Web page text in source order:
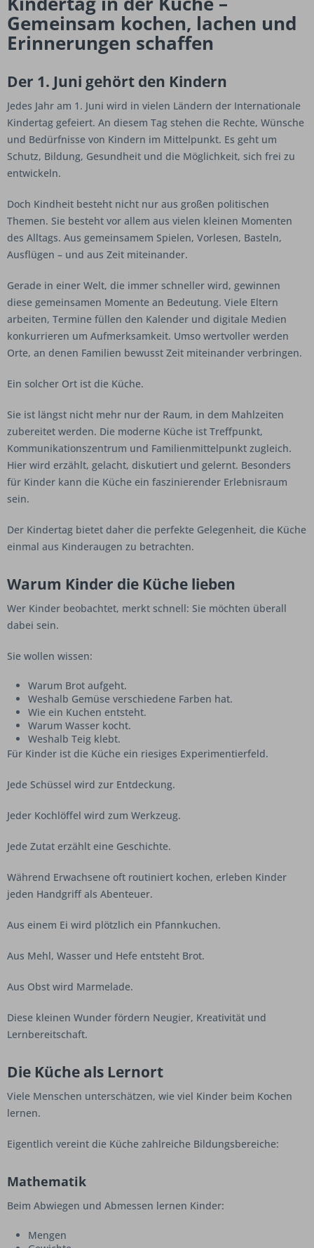
Gemeinsam kochen, lachen und
Erinnerungen schaffen
Der 1. Juni gehört den Kindern
Jedes Jahr am 1. Juni wird in vielen Ländern der Internationale
Kindertag gefeiert. An diesem Tag stehen die Rechte, Wünsche
und Bedürfnisse von Kindern im Mittelpunkt. Es geht um
Schutz, Bildung, Gesundheit und die Möglichkeit, sich frei zu
entwickeln.
Doch Kindheit besteht nicht nur aus großen politischen
Themen. Sie besteht vor allem aus vielen kleinen Momenten
des Alltags. Aus gemeinsamem Spielen, Vorlesen, Basteln,
Ausflügen – und aus Zeit miteinander.
Gerade in einer Welt, die immer schneller wird, gewinnen
diese gemeinsamen Momente an Bedeutung. Viele Eltern
arbeiten, Termine füllen den Kalender und digitale Medien
konkurrieren um Aufmerksamkeit. Umso wertvoller werden
Orte, an denen Familien bewusst Zeit miteinander verbringen.
Ein solcher Ort ist die Küche.
Sie ist längst nicht mehr nur der Raum, in dem Mahlzeiten
zubereitet werden. Die moderne Küche ist Treffpunkt,
Kommunikationszentrum und Familienmittelpunkt zugleich.
Hier wird erzählt, gelacht, diskutiert und gelernt. Besonders
für Kinder kann die Küche ein faszinierender Erlebnisraum
sein.
Der Kindertag bietet daher die perfekte Gelegenheit, die Küche
einmal aus Kinderaugen zu betrachten.
Warum Kinder die Küche lieben
Wer Kinder beobachtet, merkt schnell: Sie möchten überall
dabei sein.
Sie wollen wissen:
Warum Brot aufgeht.
Weshalb Gemüse verschiedene Farben hat.
Wie ein Kuchen entsteht.
Warum Wasser kocht.
Weshalb Teig klebt.
Für Kinder ist die Küche ein riesiges Experimentierfeld.
Jede Schüssel wird zur Entdeckung.
Jeder Kochlöffel wird zum Werkzeug.
Jede Zutat erzählt eine Geschichte.
Während Erwachsene oft routiniert kochen, erleben Kinder
jeden Handgriff als Abenteuer.
Aus einem Ei wird plötzlich ein Pfannkuchen.
Aus Mehl, Wasser und Hefe entsteht Brot.
Aus Obst wird Marmelade.
Diese kleinen Wunder fördern Neugier, Kreativität und
Lernbereitschaft.
Die Küche als Lernort
Viele Menschen unterschätzen, wie viel Kinder beim Kochen
lernen.
Eigentlich vereint die Küche zahlreiche Bildungsbereiche:
Mathematik
Beim Abwiegen und Abmessen lernen Kinder:
Mengen